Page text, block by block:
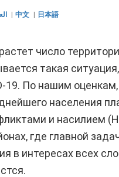
中文 日本語
число
такая
19. По нашим
населения
и насилием
где главной
в интересах всех